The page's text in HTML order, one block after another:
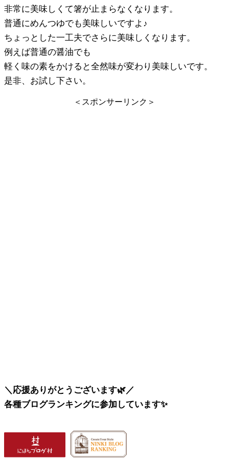
非常に美味しくて箸が止まらなくなります。
普通にめんつゆでも美味しいですよ♪
ちょっとした一工夫でさらに美味しくなります。
例えば普通の醤油でも
軽く味の素をかけると全然味が変わり美味しいです。
是非、お試し下さい。
＜スポンサーリンク＞
＼応援ありがとうございます🌿／
各種ブログランキングに参加しています✨